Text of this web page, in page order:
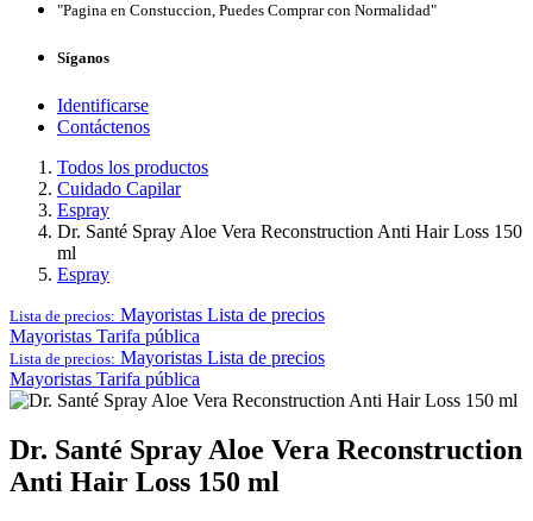
"Pagina en Constuccion, Puedes Comprar con Normalidad"
Síganos
Identificarse
Contáctenos
Todos los productos
Cuidado Capilar
Espray
Dr. Santé Spray Aloe Vera Reconstruction Anti Hair Loss 150
ml
Espray
Lista de precios: Mayoristas Lista de precios
Mayoristas Tarifa pública
Lista de precios: Mayoristas Lista de precios
Mayoristas Tarifa pública
Dr. Santé Spray Aloe Vera Reconstruction
Anti Hair Loss 150 ml